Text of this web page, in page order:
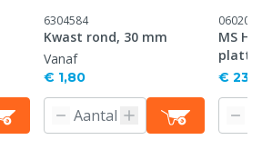
6304584
Kwast rond, 30 mm
Vanaf
€ 1,80
0602015
MS
platte
€